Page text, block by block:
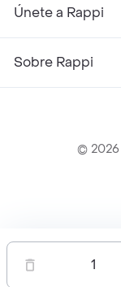
1
Únete a Rappi
Sobre Rappi
© 2026